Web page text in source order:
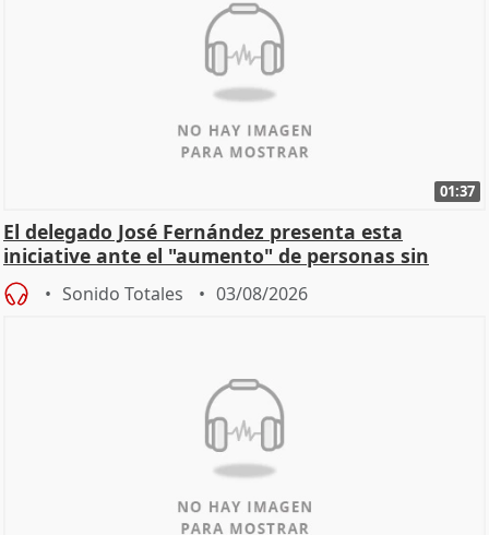
01:37
El delegado José Fernández presenta esta
iniciative ante el "aumento" de personas sin
hogar en Madri
Sonido Totales 03/08/2026